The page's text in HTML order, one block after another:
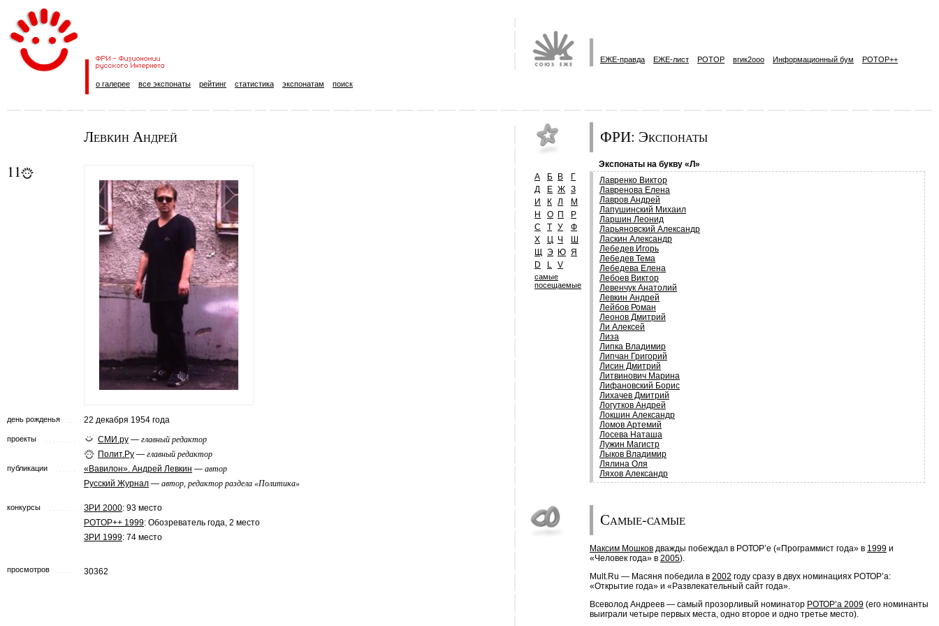
о галерее все экспонаты рейтинг статистика экспонатам поиск
ЕЖЕ-правда ЕЖЕ-лист РОТОР вгик2ooo Информационный бум РОТОР++
Левкин Андрей
11
день рожденья 22 декабря 1954 года
проекты СМИ.ру — главный редактор
Полит.Ру — главный редактор
публикации «Вавилон». Андрей Левкин — автор
Русский Журнал — автор, редактор раздела «Политика»
конкурсы ЗРИ 2000: 93 место
POTOP++ 1999: Обозреватель года, 2 место
ЗРИ 1999: 74 место
просмотров 30362
ФРИ: Экспонаты
А Б В
Г
Д
Е Ж З
И
К Л
М
Н
О П
Р
С
Т У
Ф
Х
Ц Ч
Ш
Щ Э Ю Я
D
L V
самые
посещаемые
Экспонаты на букву «Л»
Лавренко Виктор
Лавренова Елена
Лавров Андрей
Лапушинский Михаил
Ларшин Леонид
Ларьяновский Александр
Ласкин Александр
Лебедев Игорь
Лебедев Тема
Лебедева Елена
Лебоев Виктор
Левенчук Анатолий
Левкин Андрей
Лейбов Роман
Леонов Дмитрий
Ли Алексей
Лиза
Липка Владимир
Липчан Григорий
Лисин Дмитрий
Литвинович Марина
Лифановский Борис
Лихачев Дмитрий
Логутков Андрей
Локшин Александр
Ломов Артемий
Лосева Наташа
Лужин Магистр
Лыков Владимир
Лялина Оля
Ляхов Александр
Самые-самые
Максим Мошков дважды побеждал в РОТОР’e («Программист года» в 1999 и
«Человек года» в 2005).
Mult.Ru — Масяня победила в 2002 году сразу в двух номинациях РОТОР’a:
«Открытие года» и «Развлекательный сайт года».
Всеволод Андреев — самый прозорливый номинатор РОТОР’а 2009 (его номинанты
выиграли четыре первых места, одно второе и одно третье место).